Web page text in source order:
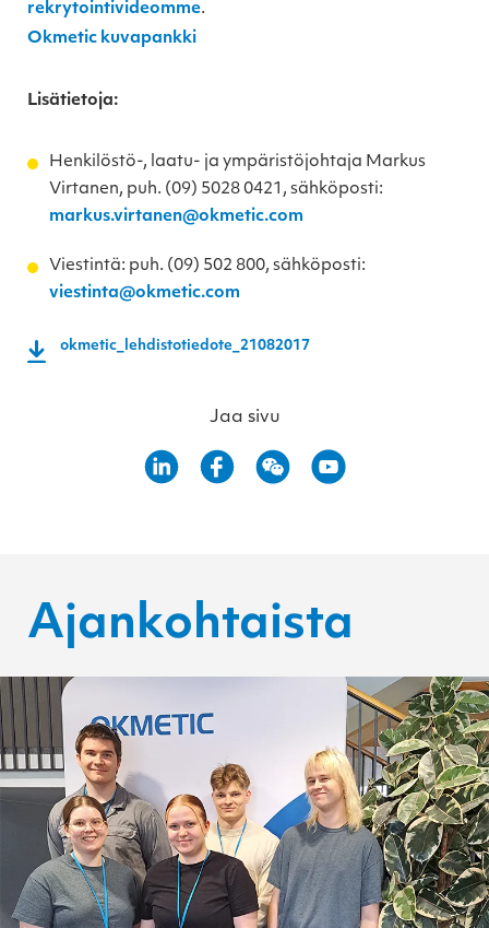
rekrytointivideomme.
Okmetic kuvapankki
Lisätietoja:
Henkilöstö-, laatu- ja ympäristöjohtaja Markus
Virtanen, puh. (09) 5028 0421, sähköposti:
markus.virtanen@okmetic.com
Viestintä: puh. (09) 502 800, sähköposti:
viestinta@okmetic.com
okmetic_lehdistotiedote_21082017
Jaa sivu
Ajankohtaista